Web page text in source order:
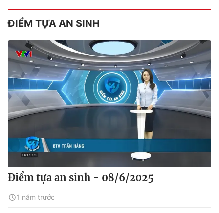
ĐIỂM TỰA AN SINH
Điểm tựa an sinh - 08/6/2025
1 năm trước